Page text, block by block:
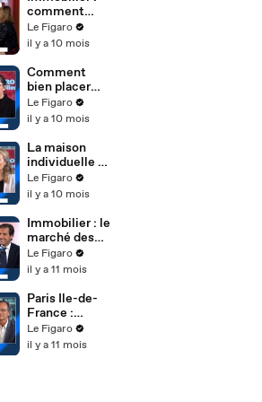
comment
faire les bons
choix dans un
d'instabilité ?
Le Figaro
il y a 10 mois
Comment
bien placer
son argent
dans
Le Figaro
il y a 10 mois
La maison
individuelle et
les conditions
de
Le Figaro
il y a 10 mois
Immobilier : le
marché des
châteaux en
plein
Le Figaro
il y a 11 mois
Paris Ile-de-
France :
comment
réussir son
Le Figaro
il y a 11 mois